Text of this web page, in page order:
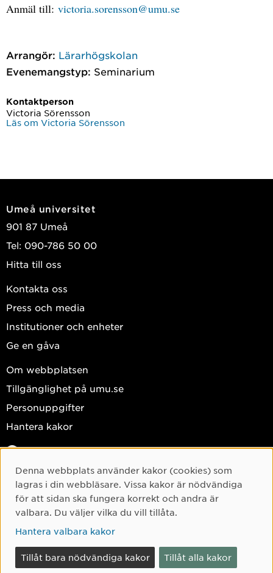
Anmäl till: victoria.sorensson@umu.se
Arrangör: Lärarhögskolan
Evenemangstyp: Seminarium
Kontaktperson
Victoria Sörensson
Läs om Victoria Sörensson
Umeå universitet
901 87 Umeå
Tel: 090-786 50 00
Hitta till oss
Kontakta oss
Press och media
Institutioner och enheter
Ge en gåva
Om webbplatsen
Tillgänglighet på umu.se
Personuppgifter
Hantera kakor
Facebook
Instagram
TikTok
Youtube
Cookie-samtycke
Denna webbplats använder kakor (cookies) som
lagras i din webbläsare. Vissa kakor är nödvändiga
för att sidan ska fungera korrekt och andra är
valbara. Du väljer vilka du vill tillåta.
Hantera valbara kakor
Tillåt bara nödvändiga kakor Tillåt alla kakor